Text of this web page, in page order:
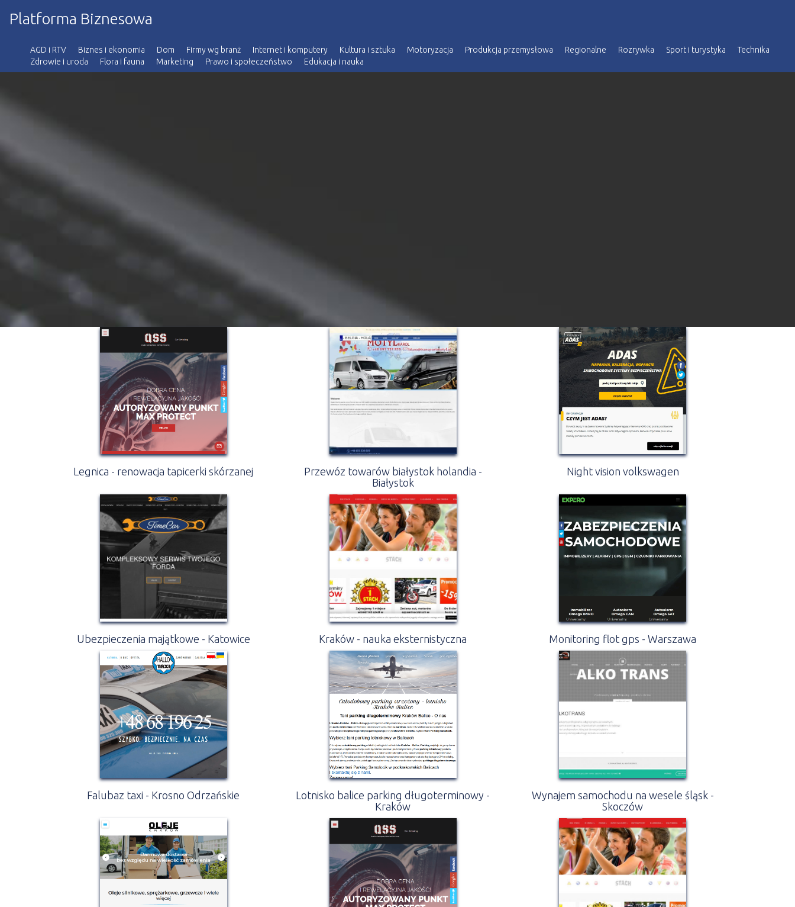
Platforma Biznesowa
AGD i RTV Biznes i ekonomia Dom Firmy wg branż Internet i komputery Kultura i sztuka Motoryzacja Produkcja przemysłowa Regionalne Rozrywka Sport i turystyka
Technika
Zdrowie i uroda
Flora i fauna Marketing Prawo i społeczeństwo Edukacja i nauka
Legnica - renowacja tapicerki skórzanej
Przewóz towarów białystok holandia -
Białystok
Night vision volkswagen
Ubezpieczenia majątkowe - Katowice Kraków - nauka eksternistyczna Monitoring flot gps - Warszawa
Falubaz taxi - Krosno Odrzańskie
Lotnisko balice parking długoterminowy -
Kraków
Wynajem samochodu na wesele śląsk -
Skoczów